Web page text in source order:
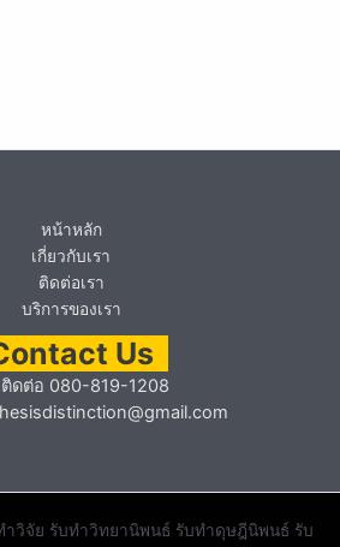
หน้าหลัก
เกี่ยวกับเรา
ติดต่อเรา
บริการของเรา
Us
ติดต่อ 080-819-1208
วิจัย รับทำวิทยานิพนธ์ รับทำดุษฎีนิพนธ์ รับ